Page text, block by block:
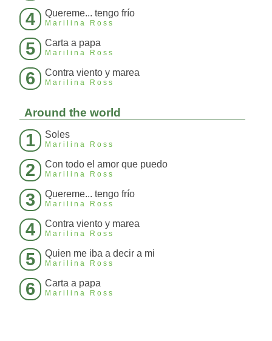
4 Quereme... tengo frío
Marilina Ross
5 Carta a papa
Marilina Ross
6 Contra viento y marea
Marilina Ross
Around the world
1 Soles
Marilina Ross
2 Con todo el amor que puedo
Marilina Ross
3 Quereme... tengo frío
Marilina Ross
4 Contra viento y marea
Marilina Ross
5 Quien me iba a decir a mi
Marilina Ross
6 Carta a papa
Marilina Ross